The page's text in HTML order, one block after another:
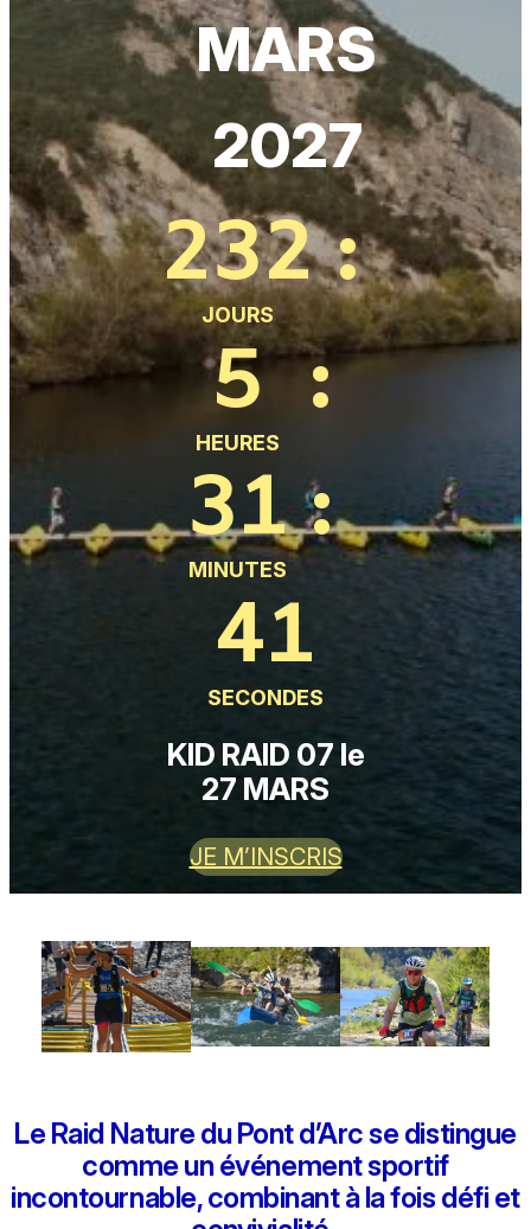
MARS
2027
232
JOURS
:
5
HEURES
:
31
MINUTES
:
39
SECONDES
KID RAID 07 le
27 MARS
JE M’INSCRIS
Le Raid Nature du Pont d’Arc se distingue
comme un événement sportif
incontournable, combinant à la fois défi et